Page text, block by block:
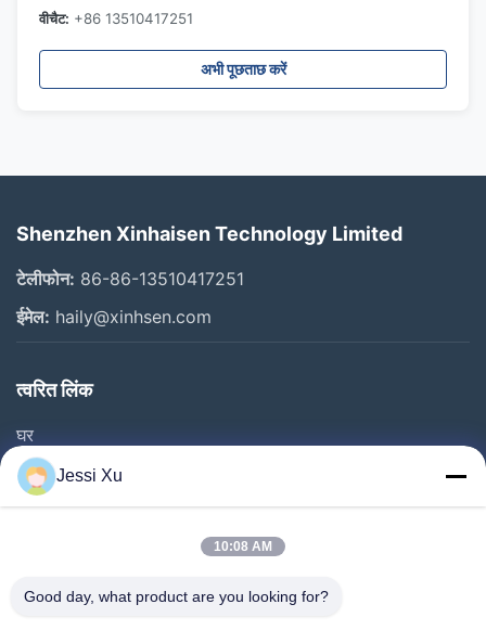
वीचैट: +86 13510417251
अभी पूछताछ करें
Shenzhen Xinhaisen Technology Limited
टेलीफोन: 86-86-13510417251
ईमेल: haily@xinhsen.com
त्वरित लिंक
घर
उत्पाद
वीडियो
फैक्टरी यात्रा
Jessi Xu
10:08 AM
Good day, what product are you looking for?